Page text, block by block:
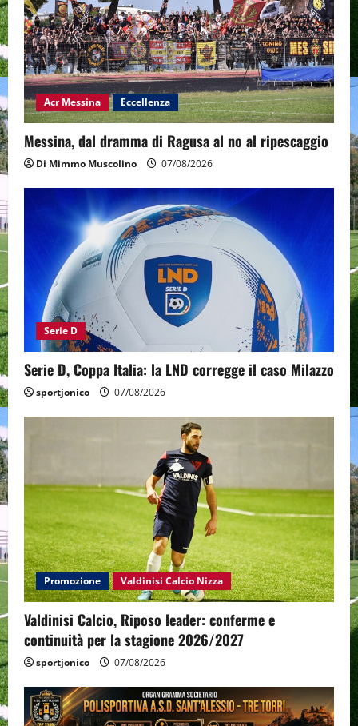
Acr Messina Eccellenza
Messina, dal dramma di Ragusa al no al ripescaggio
Di Mimmo Muscolino 07/08/2026
Serie D
Serie D, Coppa Italia: la LND corregge il caso Milazzo
sportjonico 07/08/2026
Promozione Valdinisi Calcio Nizza
Valdinisi Calcio, Riposo leader: conferme e
continuità per la stagione 2026/2027
sportjonico 07/08/2026